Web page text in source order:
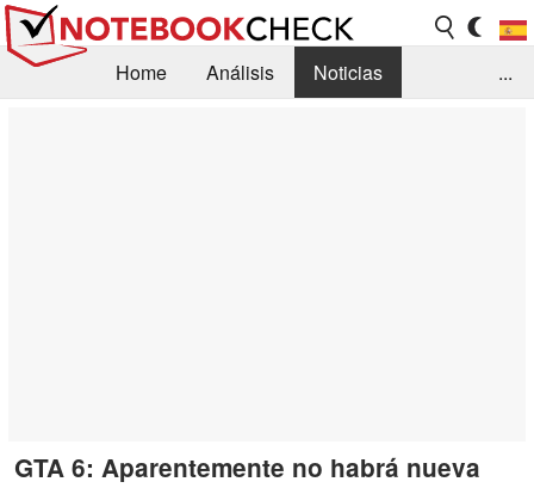
Home Análisis
Noticias
...
GTA 6: Aparentemente no habrá nueva